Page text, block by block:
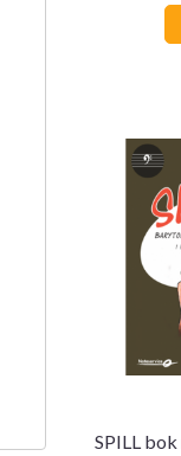
SPILL